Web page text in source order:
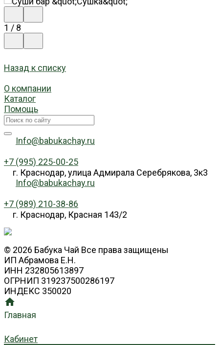
1 / 8
Назад к списку
О компании
Каталог
Помощь
Info@babukachay.ru
+7 (995) 225-00-25
г. Краснодар, улица Адмирала Серебрякова, 3к3
Info@babukachay.ru
+7 (989) 210-38-86
г. Краснодар, Красная 143/2
© 2026 Бабука Чай Все права защищены
ИП Абрамова Е.Н.
ИНН 232805613897
ОГРНИП 319237500286197
ИНДЕКС 350020
Главная
Кабинет